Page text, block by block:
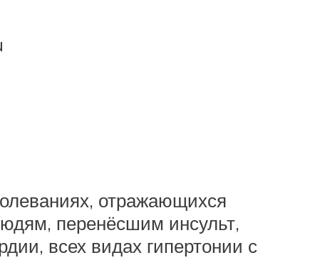
отражающихся
перенёсшим инсульт,
всех видах гипертонии с